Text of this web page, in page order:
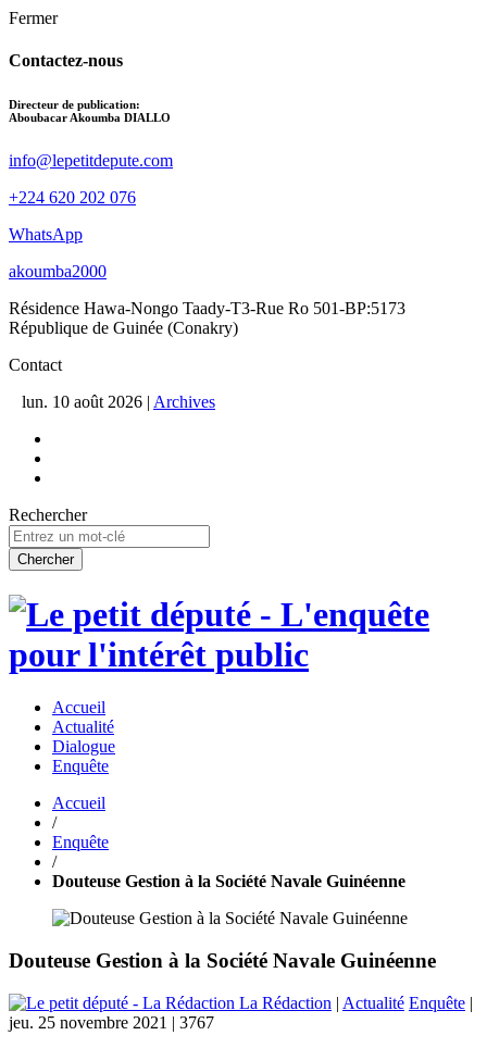
Fermer
Contactez-nous
Directeur de publication:
Aboubacar Akoumba DIALLO
info@lepetitdepute.com
+224 620 202 076
WhatsApp
akoumba2000
Résidence Hawa-Nongo Taady-T3-Rue Ro 501-BP:5173
République de Guinée (Conakry)
Contact
lun. 10 août 2026 | Archives
Rechercher
Accueil
Actualité
Dialogue
Enquête
Accueil
/
Enquête
/
Douteuse Gestion à la Société Navale Guinéenne
Douteuse Gestion à la Société Navale Guinéenne
La Rédaction | Actualité Enquête |
jeu. 25 novembre 2021 | 3767